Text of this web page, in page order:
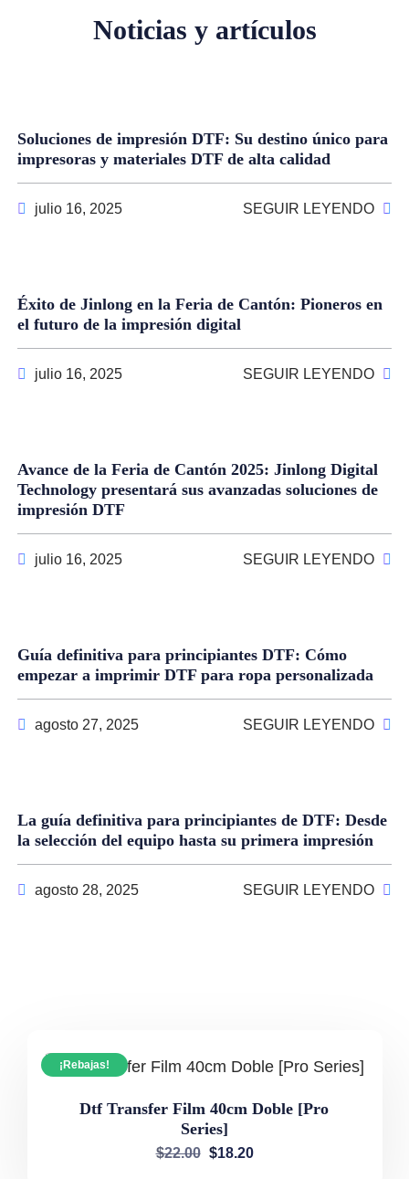
Noticias y artículos
Soluciones de impresión DTF: Su destino único para
impresoras y materiales DTF de alta calidad
julio 16, 2025 SEGUIR LEYENDO
Éxito de Jinlong en la Feria de Cantón: Pioneros en
el futuro de la impresión digital
julio 16, 2025 SEGUIR LEYENDO
Avance de la Feria de Cantón 2025: Jinlong Digital
Technology presentará sus avanzadas soluciones de
impresión DTF
julio 16, 2025 SEGUIR LEYENDO
Guía definitiva para principiantes DTF: Cómo
empezar a imprimir DTF para ropa personalizada
agosto 27, 2025 SEGUIR LEYENDO
La guía definitiva para principiantes de DTF: Desde
la selección del equipo hasta su primera impresión
agosto 28, 2025 SEGUIR LEYENDO
¡Rebajas!
Dtf Transfer Film 40cm Doble [Pro
Series]
$22.00 $18.20